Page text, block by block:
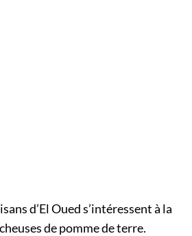
d’El Oued s’intéressent à la
de pomme de terre.